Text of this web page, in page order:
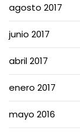
agosto 2017
junio 2017
abril 2017
enero 2017
mayo 2016